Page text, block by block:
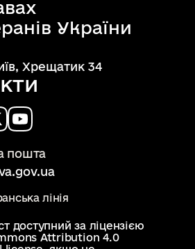
України
Хрещатик 34
пошта
лінія
доступний за ліцензією
Attribution 4.0